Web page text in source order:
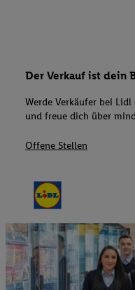
Der Verkauf ist dein
Werde Verkäufer bei
und freue dich über
Offene Stellen